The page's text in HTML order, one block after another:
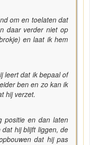
om en toelaten dat
daar verder niet op
en laat ik hem
leert dat ik bepaal of
ben en zo kan ik
hij verzet.
positie en dan laten
hij blijft liggen, de
dat hij pas